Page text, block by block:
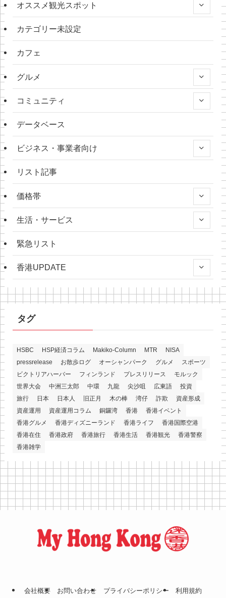
オススメ観光スポット
カテゴリー未設定
カフェ
グルメ
コミュニティ
データベース
ビジネス・事業者向け
リスト記事
価格帯
生活・サービス
緊急リスト
香港UPDATE
タグ
HSBC HSP経済コラム Makiko-Column MTR
NISA
pressrelease
お散歩ログ オーシャンパーク グルメ
スポーツ
ビクトリアハーバー
フィンランド プレスリリース
モルック
世界大会
中洲三太郎 中環 九龍 尖沙咀 広東語
投資
旅行
日本 日本人 旧正月 木の棒 湾仔 詐欺
資産形成
資産運用
資産運用コラム 銅鑼湾 香港
香港イベント
香港グルメ
香港ディズニーランド 香港ライフ
香港国際空港
香港在住
香港政府 香港旅行 香港生活 香港観光
香港警察
香港雑学
会社概要 お問い合わせ プライバシーポリシー 利⽤規約